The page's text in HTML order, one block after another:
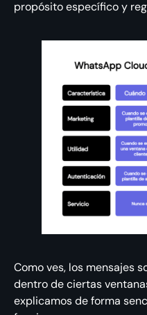
propósito específico y
Como ves, los mensajes
dentro de ciertas
explicamos de forma